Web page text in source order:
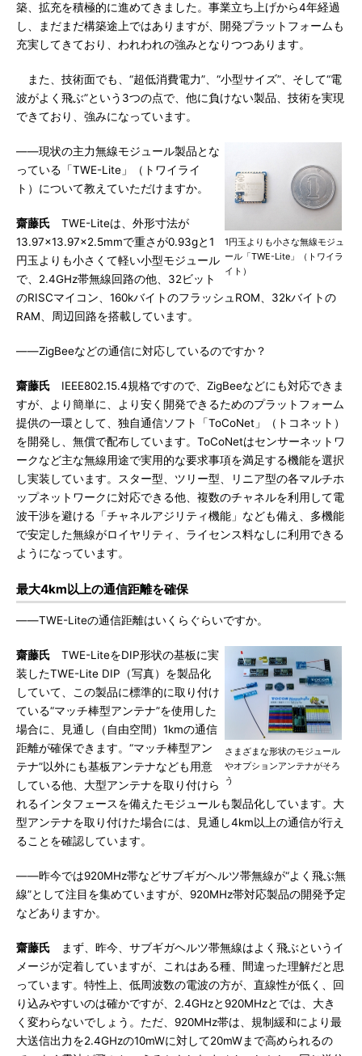
築、拡充を積極的に進めてきました。事業立ち上げから4年経過
し、まだまだ構築途上ではありますが、開発プラットフォームも
充実してきており、われわれの強みとなりつつあります。
また、技術面でも、“超低消費電力”、“小型サイズ”、そして“電
波がよく飛ぶ”という3つの点で、他に負けない製品、技術を実現
できており、強みになっています。
1円玉よりも小さな無線モジュ
ール「TWE-Lite」（トワイラ
イト）
――現状の主力無線モジュール製品とな
っている「TWE-Lite」（トワイライ
ト）について教えていただけますか。
齋藤氏 TWE-Liteは、外形寸法が
13.97×13.97×2.5mmで重さが0.93gと1
円玉よりも小さくて軽い小型モジュール
で、2.4GHz帯無線回路の他、32ビット
のRISCマイコン、160kバイトのフラッシュROM、32kバイトの
RAM、周辺回路を搭載しています。
――ZigBeeなどの通信に対応しているのですか？
齋藤氏 IEEE802.15.4規格ですので、ZigBeeなどにも対応できま
すが、より簡単に、より安く開発できるためのプラットフォーム
提供の一環として、独自通信ソフト「ToCoNet」（トコネット）
を開発し、無償で配布しています。ToCoNetはセンサーネットワ
ークなど主な無線用途で実用的な要求事項を満足する機能を選択
し実装しています。スター型、ツリー型、リニア型の各マルチホ
ップネットワークに対応できる他、複数のチャネルを利用して電
波干渉を避ける「チャネルアジリティ機能」なども備え、多機能
で安定した無線がロイヤリティ、ライセンス料なしに利用できる
ようになっています。
最大4km以上の通信距離を確保
――TWE-Liteの通信距離はいくらぐらいですか。
さまざまな形状のモジュール
やオプションアンテナがそろ
う
齋藤氏 TWE-LiteをDIP形状の基板に実
装したTWE-Lite DIP（写真）を製品化
していて、この製品に標準的に取り付け
ている“マッチ棒型アンテナ”を使用した
場合に、見通し（自由空間）1kmの通信
距離が確保できます。“マッチ棒型アン
テナ”以外にも基板アンテナなども用意
している他、大型アンテナを取り付けら
れるインタフェースを備えたモジュールも製品化しています。大
型アンテナを取り付けた場合には、見通し4km以上の通信が行え
ることを確認しています。
――昨今では920MHz帯などサブギガヘルツ帯無線が“よく飛ぶ無
線”として注目を集めていますが、920MHz帯対応製品の開発予定
などありますか。
齋藤氏 まず、昨今、サブギガヘルツ帯無線はよく飛ぶというイ
メージが定着していますが、これはある種、間違った理解だと思
っています。特性上、低周波数の電波の方が、直線性が低く、回
り込みやすいのは確かですが、2.4GHzと920MHzとでは、大き
く変わらないでしょう。ただ、920MHz帯は、規制緩和により最
大送信出力を2.4GHzの10mWに対して20mWまで高められるの